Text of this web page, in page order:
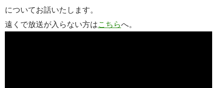
についてお話いたします。
遠くで放送が入らない方はこちらへ。